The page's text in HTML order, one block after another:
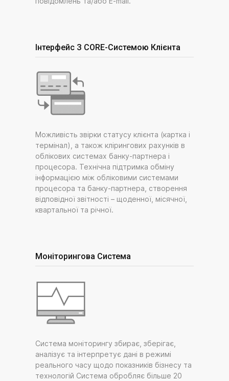
Інтерфейс З CORE-Системою Клієнта
Можливість звірки статусу клієнта (картка і
термінал), а також клірингових рахунків в
облікових системах банку-партнера і
процесора. Технічна підтримка обміну
інформацією між обліковими системами
процесора та банку-партнера, створення
відповідної звітності – щоденної, місячної,
квартальної та річної.
Моніторингова Система
Система моніторингу збирає, зберігає,
аналізує та інтерпретує дані в режимі
реального часу щодо показників бізнесу та
технологій Система обробляє більше 20